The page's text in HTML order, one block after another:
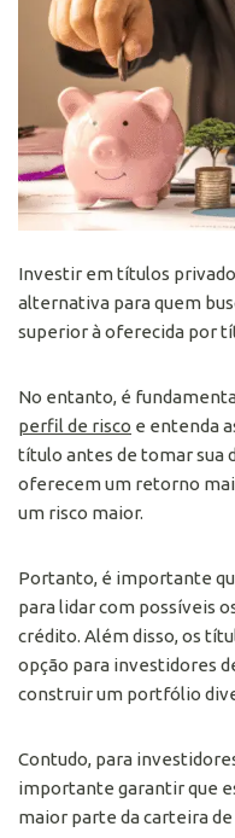
Investir em títulos
alternativa para quem
superior à oferecida por
No entanto, é
perfil de risco e entenda
título antes de tomar sua
oferecem um retorno
um risco maior.
Portanto, é importante
para lidar com possíveis
crédito. Além disso, os
opção para investidores
construir um portfólio
Contudo, para
importante garantir que
maior parte da carteira